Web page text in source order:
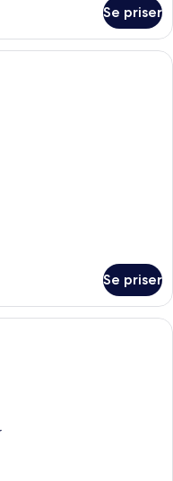
Se priser
på rommet, skrivebord,
Se priser
på rommet, skrivebord,